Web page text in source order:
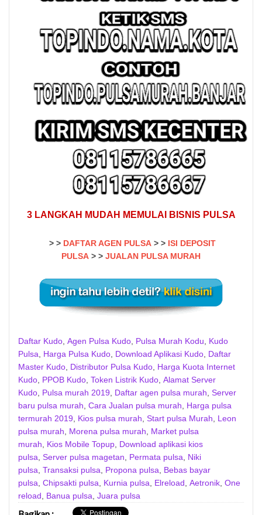
3 LANGKAH MUDAH MEMULAI BISNIS PULSA
> > DAFTAR AGEN PULSA> > ISI DEPOSIT
PULSA > > JUALAN PULSA MURAH
Daftar Kudo Agen Pulsa Kudo Pulsa Murah Kodu
Kudo
Pulsa
Harga Pulsa Kudo Download Aplikasi Kudo Daftar
Master Kudo Distributor Pulsa Kudo Harga Kuota Internet
Kudo PPOB Kudo Token Listrik Kudo Alamat Server
Kudo Pulsa murah 2019 Daftar agen pulsa murah Server
baru pulsa murah Cara Jualan pulsa murah
Harga pulsa
termurah 2019
Kios pulsa murah Start pulsa Murah
Leon
pulsa murah
Morena pulsa murah
Market pulsa
murah
Kios Mobile Topup Download aplikasi kios
pulsa Server pulsa magetan Permata pulsa
Niki
pulsa Transaksi pulsa Propona pulsa
Bebas bayar
pulsa Chipsakti pulsa Kurnia pulsa Elreload Aetronik One
reload
Banua pulsa Juara pulsa